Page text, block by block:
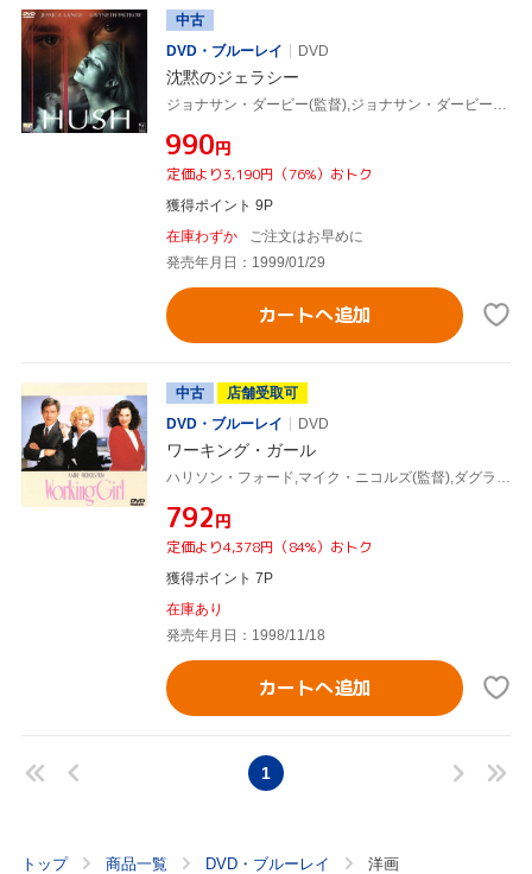
中古
DVD・ブルーレイ
DVD
沈黙のジェラシー
¥990円
定価より3,190円（76%）おトク
獲得ポイント 9P
在庫わずか
ご注文はお早めに
発売年月日：1999/01/29
カートへ追加
中古
店舗受取可
DVD・ブルーレイ
DVD
ワーキング・ガール
¥792円
定価より4,378円（84%）おトク
獲得ポイント 7P
在庫あり
発売年月日：1998/11/18
カートへ追加
1
トップ 商品一覧 DVD・ブルーレイ 洋画